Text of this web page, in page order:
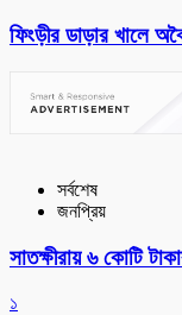
ফিংড়ীর ডাড়ার খালে
সর্বশেষ
জনপ্রিয়
সাতক্ষীরায় ৬ কোটি
১